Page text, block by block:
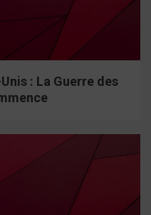
: La Guerre des